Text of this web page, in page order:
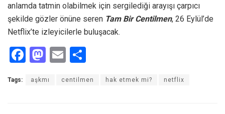
anlamda tatmin olabilmek için sergilediği arayışı çarpıcı
şekilde gözler önüne seren Tam Bir Centilmen, 26 Eylül’de
Netflix’te izleyicilerle buluşacak.
F
ce
M
st
E
ail ar
Tags: aşkmı centilmen hak etmek mi? netflix